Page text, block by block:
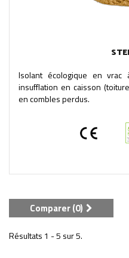
Isolant écologique en
insufflation en caisson
en combles perdus.
Comparer (0)
Résultats 1 - 5 sur 5.